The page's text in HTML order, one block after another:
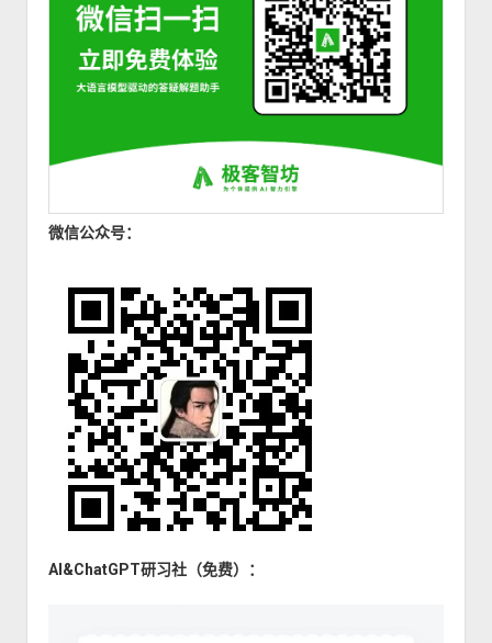
微信公众号：
AI&ChatGPT研习社（免费）：